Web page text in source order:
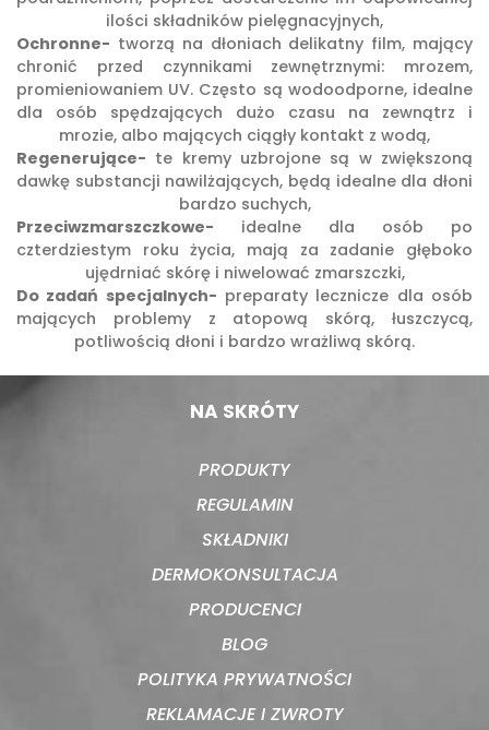
ilości składników pielęgnacyjnych,
Ochronne- tworzą na dłoniach delikatny film, mający
chronić przed czynnikami zewnętrznymi: mrozem,
promieniowaniem UV. Często są wodoodporne, idealne
dla osób spędzających dużo czasu na zewnątrz i
mrozie, albo mających ciągły kontakt z wodą,
Regenerujące- te kremy uzbrojone są w zwiększoną
dawkę substancji nawilżających, będą idealne dla dłoni
bardzo suchych,
Przeciwzmarszczkowe- idealne dla osób po
czterdziestym roku życia, mają za zadanie głęboko
ujędrniać skórę i niwelować zmarszczki,
Do zadań specjalnych- preparaty lecznicze dla osób
mających problemy z atopową skórą, łuszczycą,
potliwością dłoni i bardzo wrażliwą skórą.
NA SKRÓTY
PRODUKTY
REGULAMIN
SKŁADNIKI
DERMOKONSULTACJA
PRODUCENCI
BLOG
POLITYKA PRYWATNOŚCI
REKLAMACJE I ZWROTY